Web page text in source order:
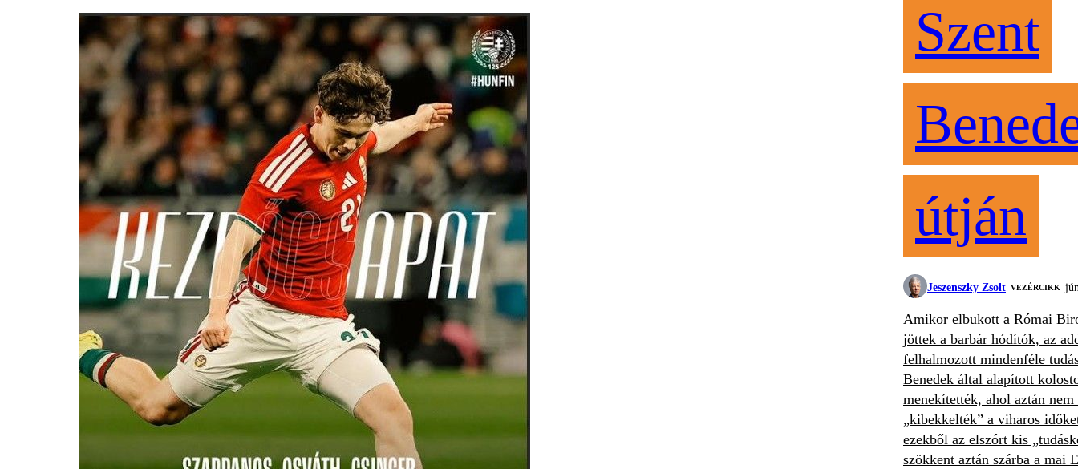
Szent
útján
Jeszenszky Zsolt VEZÉRCIKK
Amikor elbukott a Római
jöttek a barbár hódítók, az
felhalmozott mindenféle
Benedek által alapított
menekítették, ahol aztán nem
„kibekkelték” a viharos
ezekből az elszórt kis
szökkent aztán szárba a mai